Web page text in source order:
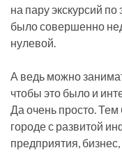
на пару экскурсий
было совершенно
нулевой.
А ведь можно
чтобы это было и
Да очень просто.
городе с развитой
предприятия, бизнес,